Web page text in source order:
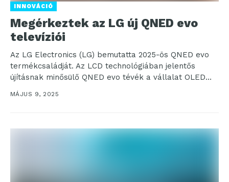
INNOVÁCIÓ
Megérkeztek az LG új QNED evo
televíziói
Az LG Electronics (LG) bemutatta 2025-ös QNED evo
termékcsaládját. Az LCD technológiában jelentős
újításnak minősülő QNED evo tévék a vállalat OLED
kijelzőihöz hasonlóan...
MÁJUS 9, 2025